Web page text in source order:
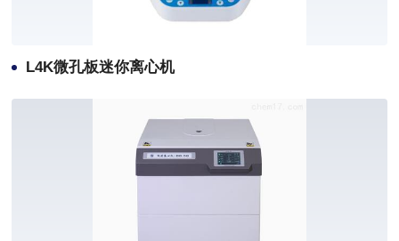
L4K微孔板迷你离心机